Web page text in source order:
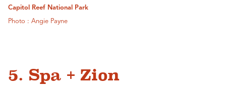
Capitol Reef National Park
Photo : Angie Payne
5. Spa + Zion